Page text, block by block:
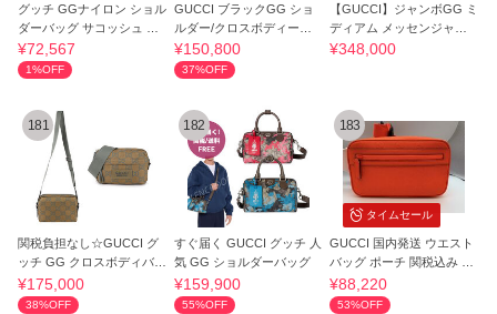
グッチ GGナイロン ショル
ダーバッグ サコッシュ 斜
め掛け
¥72,567
1%OFF
GUCCI ブラックGG ショ
ルダー/クロスボディーバ
ッグ【国内即発】
¥150,800
37%OFF
【GUCCI】ジャンボGG ミ
ディアム メッセンジャー
バッグ
¥348,000
181
関税負担なし☆GUCCI グ
ッチ GG クロスボディバッ
グ
¥175,000
38%OFF
182
すぐ届く GUCCI グッチ 人
気 GG ショルダーバッグ
¥159,900
55%OFF
タイムセール
183
GUCCI 国内発送 ウエスト
バッグ ポーチ 関税込み G
Gロゴ
¥88,220
53%OFF